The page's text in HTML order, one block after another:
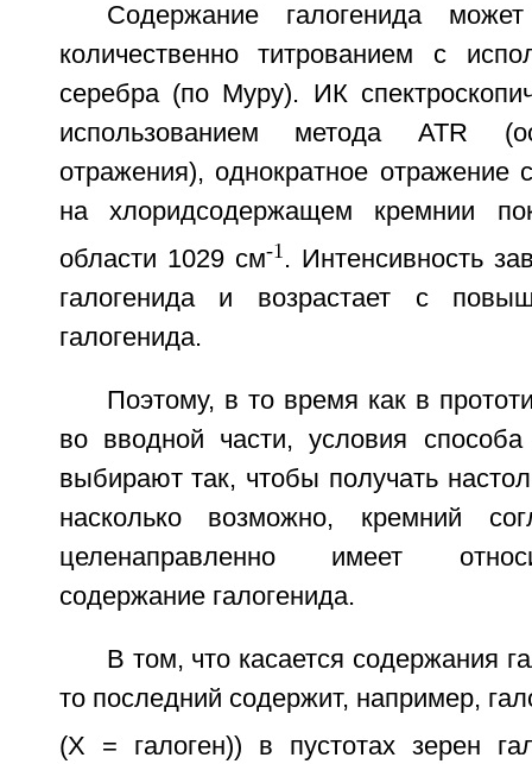
Содержание галогенида
количественно титрованием с
серебра (по Муру). ИК
использованием метода ATR
отражения), однократное отражение
на хлоридсодержащем кремнии
области 1029 см-1. Интенсивность
галогенида и возрастает с
галогенида.
Поэтому, в то время как в
во вводной части, условия
выбирают так, чтобы получать
насколько возможно, кремний
целенаправленно имеет
содержание галогенида.
В том, что касается содержания
то последний содержит, например,
(Х = галоген)) в пустотах зерен